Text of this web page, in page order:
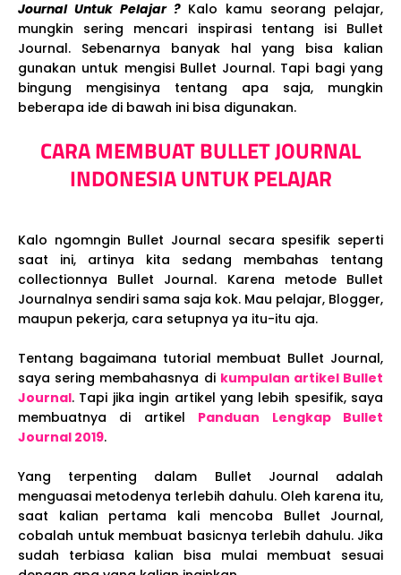
Journal Untuk Pelajar ?Kalo kamu seorang pelajar,
mungkin sering mencari inspirasi tentang isi Bullet
Journal. Sebenarnya banyak hal yang bisa kalian
gunakan untuk mengisi Bullet Journal. Tapi bagi yang
bingung mengisinya tentang apa saja, mungkin
beberapa ide di bawah ini bisa digunakan.
CARA MEMBUAT BULLET JOURNAL
INDONESIA UNTUK PELAJAR
Kalo ngomngin Bullet Journal secara spesifik seperti
saat ini, artinya kita sedang membahas tentang
collectionnya Bullet Journal. Karena metode Bullet
Journalnya sendiri sama saja kok. Mau pelajar, Blogger,
maupun pekerja, cara setupnya ya itu-itu aja.
Tentang bagaimana tutorial membuat Bullet Journal,
saya sering membahasnya di kumpulan artikel Bullet
Journal. Tapi jika ingin artikel yang lebih spesifik, saya
membuatnya di artikel Panduan Lengkap Bullet
Journal 2019.
Yang terpenting dalam Bullet Journal adalah
menguasai metodenya terlebih dahulu. Oleh karena itu,
saat kalian pertama kali mencoba Bullet Journal,
cobalah untuk membuat basicnya terlebih dahulu. Jika
sudah terbiasa kalian bisa mulai membuat sesuai